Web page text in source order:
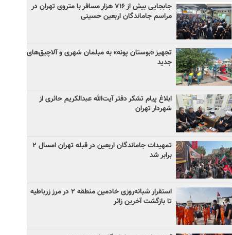
جابجایی بیش از ۷۱۶ هزار مسافر با متروی تهران در
مراسم جاماندگان اربعین حسینی
تجهیز «بوستان پونه» به مبلمان شهری و آلاچیق‌های
جدید
ابلاغ پیام تشکر دفتر آیت‌الله عبدالکریم حائری از
شهردار تهران
تمهیدات جاماندگان اربعین در قبله تهران امسال ۲
برابر شد
استقرار شبانه‌روزی خادمین منطقه ۲ در مرز زرباطیه
تا بازگشت آخرین زائر